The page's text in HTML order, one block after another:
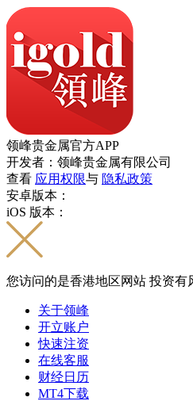
领峰贵金属官方APP
开发者：领峰贵金属有限公司
查看 应用权限与 隐私政策
安卓版本：
iOS 版本：
您访问的是香港地区网站 投资有
关于领峰
开立账户
快速注资
在线客服
财经日历
MT4下载